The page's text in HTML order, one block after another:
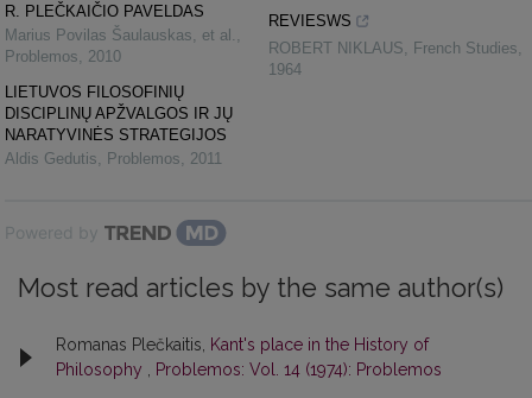
R. PLEČKAIČIO PAVELDAS
Marius Povilas Šaulauskas, et al.
Problemos
2010
LIETUVOS FILOSOFINIŲ
DISCIPLINŲ APŽVALGOS IR JŲ
NARATYVINĖS STRATEGIJOS
Aldis Gedutis
Problemos 2011
REVIESWS
ROBERT NIKLAUS
French Studies
1964
Powered by
Most read articles by the same author(s)
Romanas Plečkaitis,
Kant's place in the History of
Philosophy
Problemos: Vol. 14 (1974): Problemos